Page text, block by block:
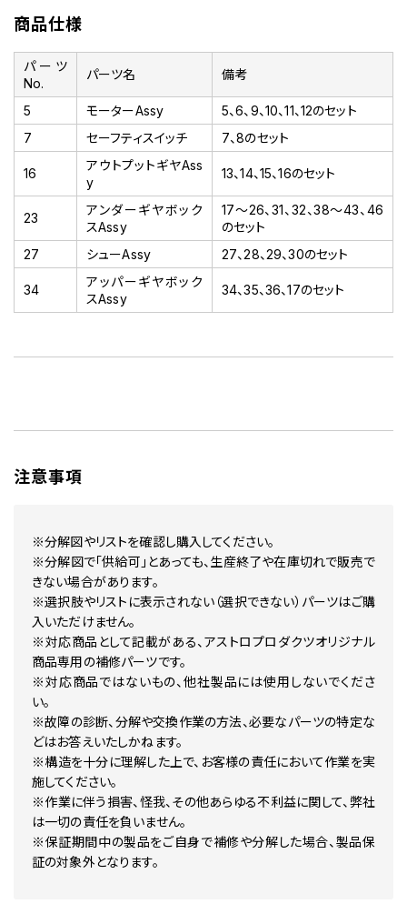
商品仕様
パーツ
No.
パーツ名 備考
5 モーターAssy
5、6、9、10、11、12のセット
7
セーフティスイッチ 7、8のセット
16
アウトプットギヤAss
y
13、14、15、16のセット
23
アンダーギヤボック
スAssy
17～26、31、32、38～43、46
のセット
27
シューAssy 27、28、29、30のセット
34
アッパーギヤボック
スAssy
34、35、36、17のセット
注意事項
※分解図やリストを確認し購入してください。
※分解図で「供給可」とあっても、生産終了や在庫切れで販売で
きない場合があります。
※選択肢やリストに表示されない（選択できない）パーツはご購
入いただけません。
※対応商品として記載がある、アストロプロダクツオリジナル
商品専用の補修パーツです。
※対応商品ではないもの、他社製品には使用しないでくださ
い。
※故障の診断、分解や交換作業の方法、必要なパーツの特定な
どはお答えいたしかねます。
※構造を十分に理解した上で、お客様の責任において作業を実
施してください。
※作業に伴う損害、怪我、その他あらゆる不利益に関して、弊社
は一切の責任を負いません。
※保証期間中の製品をご自身で補修や分解した場合、製品保
証の対象外となります。